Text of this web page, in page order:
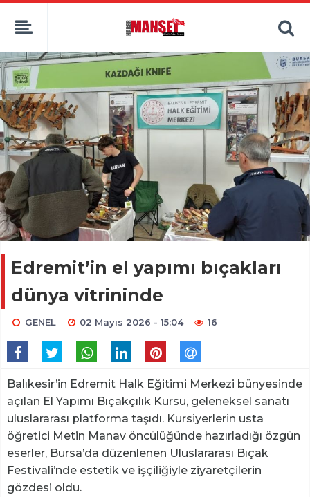
Edremit’in el yapımı bıçakları
dünya vitrininde
GENEL 02 Mayıs 2026 - 15:04 16
Balıkesir’in Edremit Halk Eğitimi Merkezi bünyesinde
açılan El Yapımı Bıçakçılık Kursu, geleneksel sanatı
uluslararası platforma taşıdı. Kursiyerlerin usta
öğretici Metin Manav öncülüğünde hazırladığı özgün
eserler, Bursa’da düzenlenen Uluslararası Bıçak
Festivali’nde estetik ve işçiliğiyle ziyaretçilerin
gözdesi oldu.